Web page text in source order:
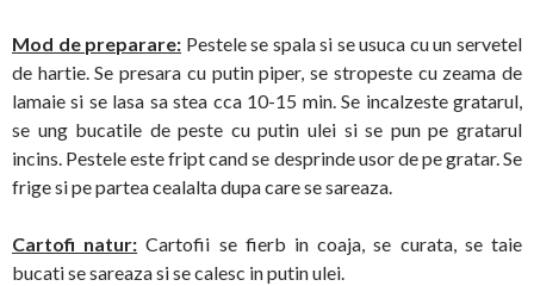
Mod de preparare: Pestele se spala si se usuca cu un servetel
de hartie. Se presara cu putin piper, se stropeste cu zeama de
lamaie si se lasa sa stea cca 10-15 min. Se incalzeste gratarul,
se ung bucatile de peste cu putin ulei si se pun pe gratarul
incins. Pestele este fript cand se desprinde usor de pe gratar. Se
frige si pe partea cealalta dupa care se sareaza.
Cartofi natur: Cartofii se fierb in coaja, se curata, se taie
bucati se sareaza si se calesc in putin ulei.